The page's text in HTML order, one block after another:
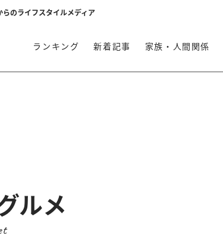
らのライフスタイルメディア
ランキング 新着記事 家族・人間関係
ルメ